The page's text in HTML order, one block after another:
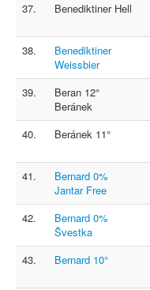
37.
Benediktiner Hell
38.
Benediktiner
Weissbier
39.
Beran 12°
Beránek
40.
Beránek 11°
41.
Bernard 0%
Jantar Free
42.
Bernard 0%
Švestka
43.
Bernard 10°